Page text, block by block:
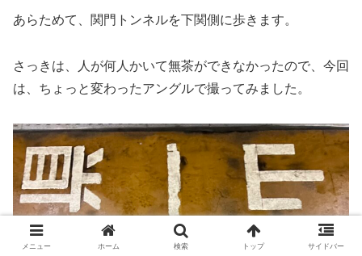
あらためて、関門トンネルを下関側に歩きます。
さっきは、人が何人かいて無茶ができなかったので、今回
は、ちょっと変わったアングルで撮ってみました。
メニュー ホーム 検索 トップ サイドバー